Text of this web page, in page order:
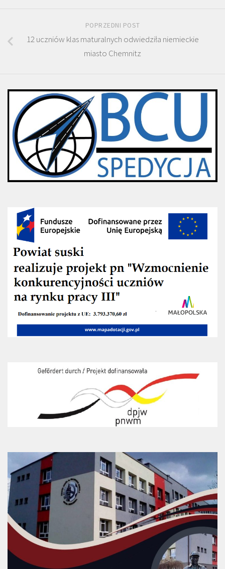
POPRZEDNI POST
12 uczniów klas maturalnych odwiedziła niemieckie
miasto Chemnitz